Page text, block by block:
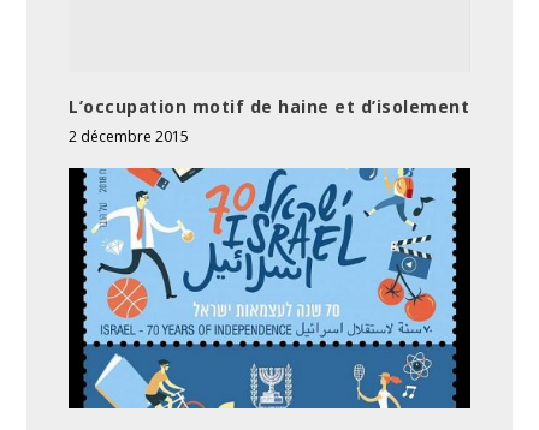
L’occupation motif de haine et d’isolement
2 décembre 2015